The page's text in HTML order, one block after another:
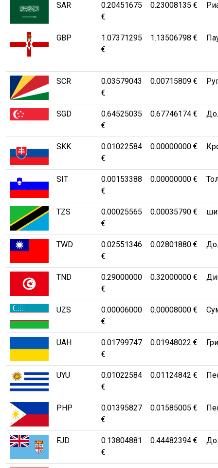
SAR
0.20451675
€
0.23008135 €
GBP
1.07371295
€
1.13506798 €
SCR
0.03579043
€
0.00715809 €
SGD
0.64525035
€
0.67746174 €
SKK
0.01022584
€
0.00000000 €
SIT
0.00153388
€
0.00000000 €
TZS
0.00025565
€
0.00035790 €
TWD
0.02551346
€
0.02801880 €
TND
0.29000000
€
0.32000000 €
UZS
0.00006000
€
0.00008000 €
UAH
0.01799747
€
0.01948022 €
UYU
0.01022584
€
0.01124842 €
PHP
0.01395827
€
0.01585005 €
FJD
0.13804881
€
0.44482394 €